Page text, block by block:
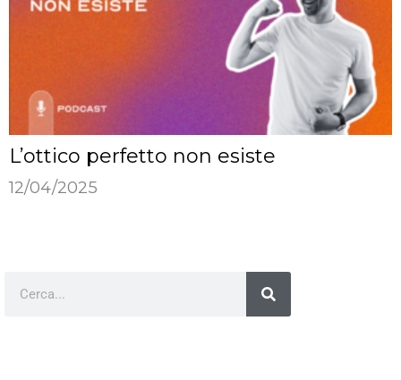
L’ottico perfetto non esiste
12/04/2025